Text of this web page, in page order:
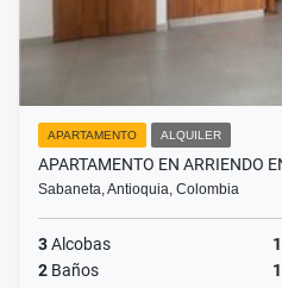
APARTAMENTO ALQUILER
APARTAMENTO EN ARRIENDO
Sabaneta, Antioquia, Colombia
3Alcobas 1
2 Baños